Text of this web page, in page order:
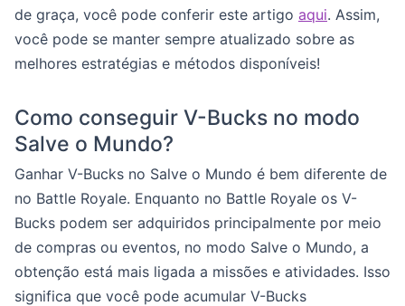
de graça, você pode conferir este artigo aqui. Assim,
você pode se manter sempre atualizado sobre as
melhores estratégias e métodos disponíveis!
Como conseguir V-Bucks no modo
Salve o Mundo?
Ganhar V-Bucks no Salve o Mundo é bem diferente de
no Battle Royale. Enquanto no Battle Royale os V-
Bucks podem ser adquiridos principalmente por meio
de compras ou eventos, no modo Salve o Mundo, a
obtenção está mais ligada a missões e atividades. Isso
significa que você pode acumular V-Bucks